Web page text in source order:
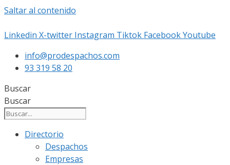
Saltar al contenido
Linkedin X-twitter Instagram Tiktok FacebookYoutube
info@prodespachos.com
93 319 58 20
Buscar
Buscar
Directorio
Despachos
Empresas